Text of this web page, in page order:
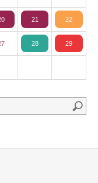
21 22
28 29